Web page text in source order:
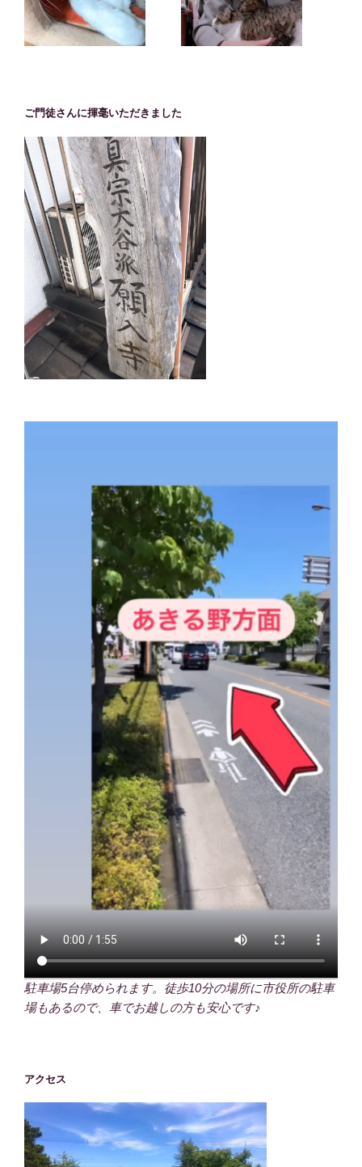
ご門徒さんに揮毫いただきました
駐車場5台停められます。徒歩10分の場所に市役所の駐車
場もあるので、車でお越しの方も安心です♪
アクセス